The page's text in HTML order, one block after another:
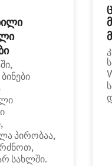
პირობაა,
სახლში.